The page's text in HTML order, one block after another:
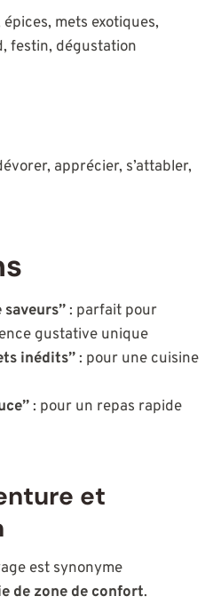
mets exotiques,
festin, dégustation
apprécier, s’attabler,
: parfait pour
gustative unique
inédits”: pour une cuisine
: pour un repas rapide
et
est synonyme
de zone de confort.